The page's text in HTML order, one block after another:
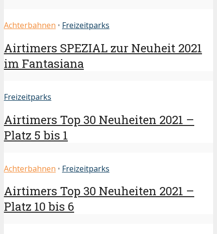
Achterbahnen • Freizeitparks
Airtimers SPEZIAL zur Neuheit 2021
im Fantasiana
Freizeitparks
Airtimers Top 30 Neuheiten 2021 –
Platz 5 bis 1
Achterbahnen • Freizeitparks
Airtimers Top 30 Neuheiten 2021 –
Platz 10 bis 6